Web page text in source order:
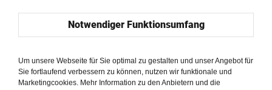
Darstellung des Lebens von Maryja Kaleśnikava, einer der
weiblichen Führungspersönlichkeiten der belarussischen
des Abends fand eine moderierte Diskussion mit vier
belarussischen Frauen in Führungspositionen statt. Dieser
Notwendiger Funktionsumfang
Um unsere Webseite für Sie optimal zu gestalten und unser Angebot für
Sie fortlaufend verbessern zu können, nutzen wir funktionale und
Marketingcookies. Mehr Information zu den Anbietern und die